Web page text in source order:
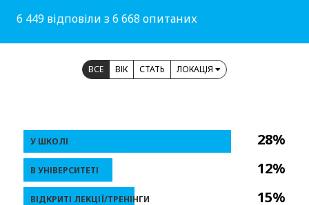
6 449 відповіли з 6 668 опитаних
ВСЕ ВІК СТАТЬ ЛОКАЦІЯ
28%
12%
15%
У ШКОЛІ
В УНІВЕРСИТЕТІ
ВІДКРИТІ ЛЕКЦІЇ/ТРЕНІНГИ